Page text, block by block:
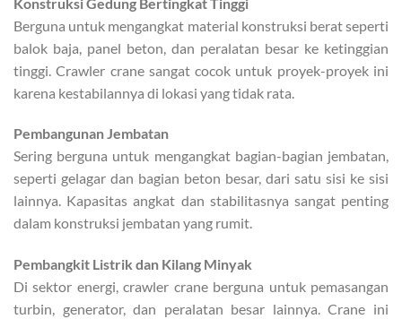
Berguna untuk mengangkat material konstruksi berat seperti
balok baja, panel beton, dan peralatan besar ke ketinggian
tinggi. Crawler crane sangat cocok untuk proyek-proyek ini
karena kestabilannya di lokasi yang tidak rata.
Pembangunan Jembatan
Sering berguna untuk mengangkat bagian-bagian jembatan,
seperti gelagar dan bagian beton besar, dari satu sisi ke sisi
lainnya. Kapasitas angkat dan stabilitasnya sangat penting
dalam konstruksi jembatan yang rumit.
Pembangkit Listrik dan Kilang Minyak
Di sektor energi, crawler crane berguna untuk pemasangan
turbin, generator, dan peralatan besar lainnya. Crane ini